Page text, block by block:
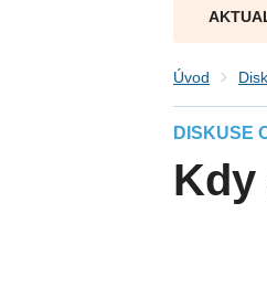
Úvod
DISKUSE
Kdy